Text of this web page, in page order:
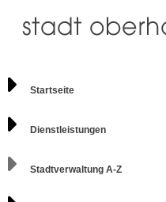
Startseite
Dienstleistungen
Stadtverwaltung A-Z